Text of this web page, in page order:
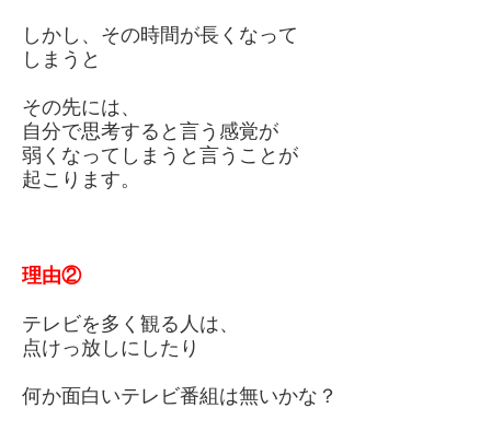
しかし、その時間が長くなって
しまうと
その先には、
自分で思考すると言う感覚が
弱くなってしまうと言うことが
起こります。
理由②
テレビを多く観る人は、
点けっ放しにしたり
何か面白いテレビ番組は無いかな？